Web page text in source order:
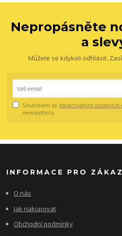
Nepropásněte
a
Můžete se kdykoli odhlásit.
Souhlasím se zpracováním osobních
newsletteru.
INFORMACE PRO
O nás
Jak nakupovat
Obchodní podmínky